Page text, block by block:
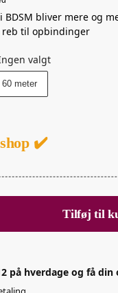
BDSM bliver mere og
reb til opbindinger
valgt
60 meter
✔️
Tilføj til
på hverdage og få